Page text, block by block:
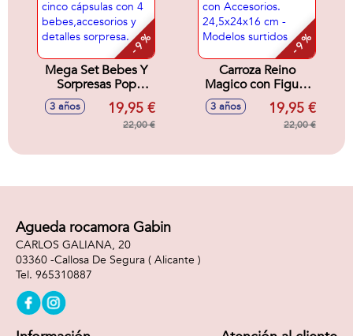
- 9 %
Mega Set Bebes Y
Sorpresas Pop
Surprise . Contiene
cinco cápsulas con
4 bebes,accesorios
3 años 19,95 €
22,00 €
- 9 %
Carroza Reino
Magico con Figura
Unicornio Sorpresa
con Accesorios.
24,5x24x16 cm -
3 años 19,95 €
22,00 €
Agueda rocamora Gabin
CARLOS GALIANA, 20
03360 -Callosa De Segura ( Alicante )
965310887